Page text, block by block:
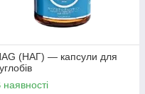
(НАГ) — капсули для
наявності